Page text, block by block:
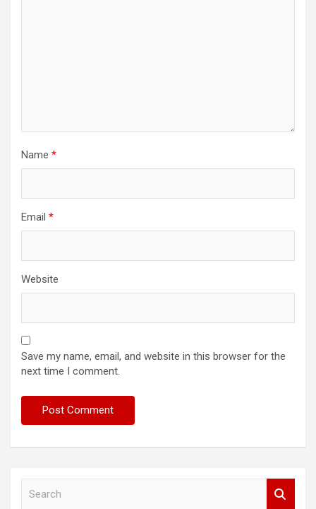
Name *
Email *
Website
Save my name, email, and website in this browser for the
next time I comment.